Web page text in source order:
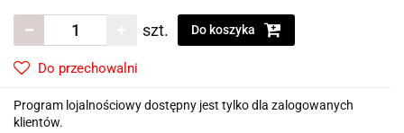
szt. Do koszyka
Do przechowalni
Program lojalnościowy dostępny jest tylko dla zalogowanych
klientów.